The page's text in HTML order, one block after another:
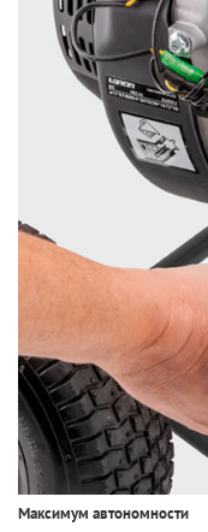
Максимум автономности